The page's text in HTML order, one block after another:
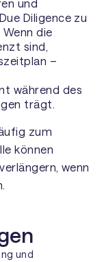
und
Diligence zu
die
sind,
–
während des
trägt.
zum
können
wenn
und